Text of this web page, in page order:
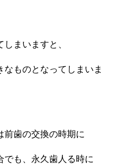
まいますと、
ものとなってしまいま
前歯の交換の時期に
でも、永久歯人る時に